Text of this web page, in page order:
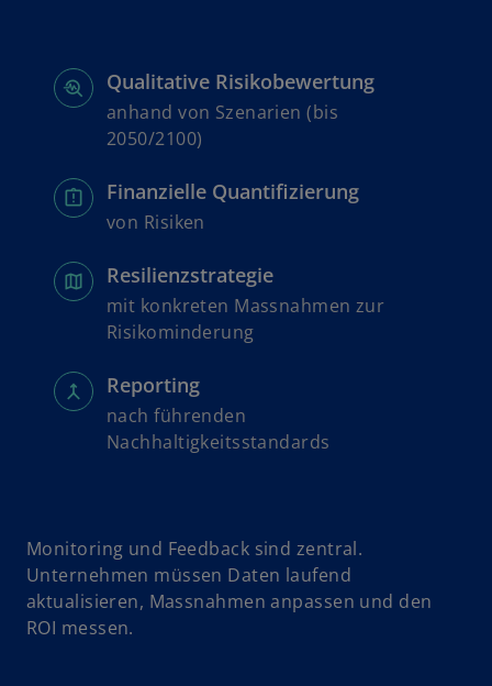
Qualitative Risikobewertung
anhand von Szenarien (bis
2050/2100)
Finanzielle Quantifizierung
von Risiken
Resilienzstrategie
mit konkreten Massnahmen zur
Risikominderung
Reporting
nach führenden
Nachhaltigkeitsstandards
Monitoring und Feedback sind zentral.
Unternehmen müssen Daten laufend
aktualisieren, Massnahmen anpassen und den
ROI messen.